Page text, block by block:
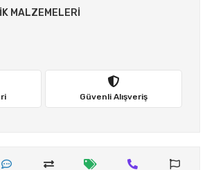
MALZEMELERİ
Güvenli Alışveriş